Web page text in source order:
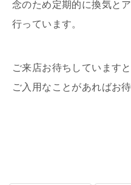
念のため定期的に換気と
行っています。
ご来店お待ちしています
ご入用なことがあればお